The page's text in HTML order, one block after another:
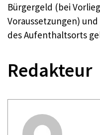
Bürgergeld (bei
Voraussetzungen)
des Aufenthaltsorts
Redakteur